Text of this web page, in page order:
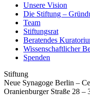
Unsere Vision
Die Stiftung –
Team
Stiftungsrat
Beratendes
Wissenschaftlicher
Spenden
Stiftung
Neue Synagoge Berlin –
Oranienburger Straße 28 –